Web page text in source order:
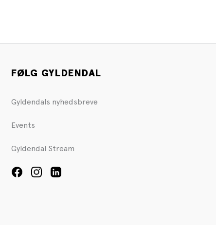
FØLG GYLDENDAL
Gyldendals nyhedsbreve
Events
Gyldendal Stream